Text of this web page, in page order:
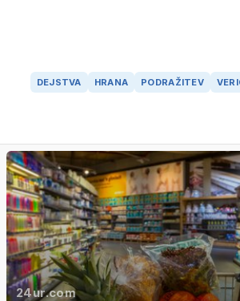
DEJSTVA HRANA PODRAŽITEV
24ur.com